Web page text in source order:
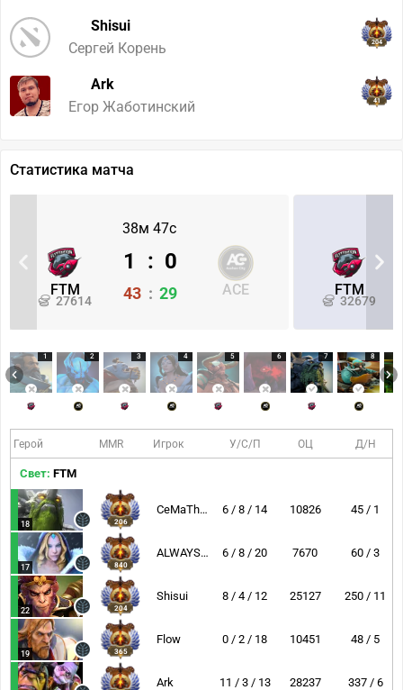
Shisui
Сергей Корень
204
Ark
Егор Жаботинский
41
Статистика матча
38м 47с
FTM
27614
ACE
1 : 0
43 : 29 FTM
32679
1 2 3 4 5 6 7 8
Герой MMR Игрок У/С/П ОЦ Д/Н
Свет: FTM
18 206
CeMaTheSlayeR 6 / 8 / 14 10826 45 / 1
17 840
ALWAYSWANNAFLY 6 / 8 / 20 7670 60 / 3
22 204
Shisui 8 / 4 / 12 25127 250 / 11
19 365
Flow 0 / 2 / 18 10451 48 / 5
Ark 11 / 3 / 13 28237 337 / 6